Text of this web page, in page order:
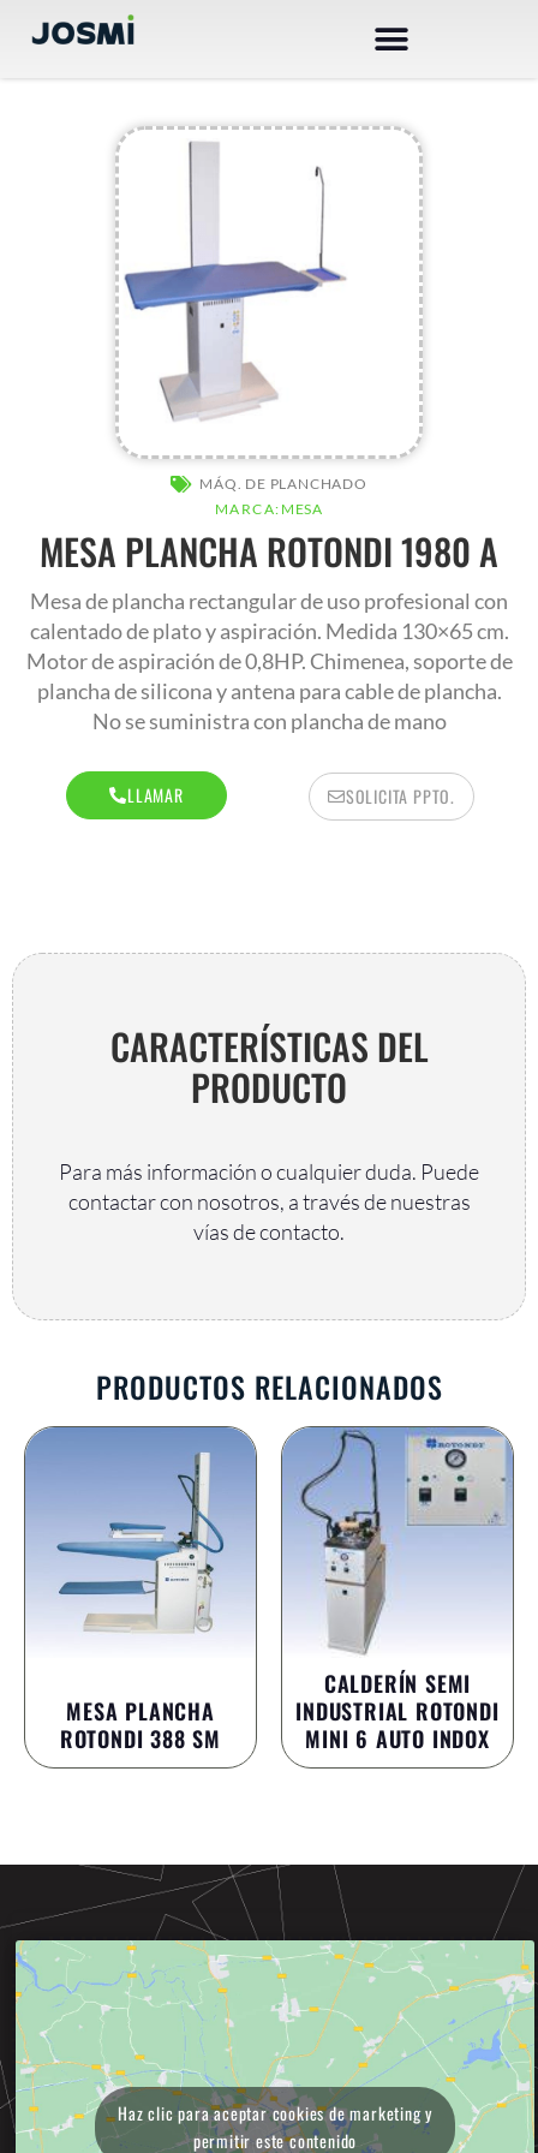
MÁQ. DE PLANCHADO
MARCA: MESA
MESA PLANCHA ROTONDI 1980 A
Mesa de plancha rectangular de uso profesional con
calentado de plato y aspiración. Medida 130×65 cm.
Motor de aspiración de 0,8HP. Chimenea, soporte de
plancha de silicona y antena para cable de plancha.
No se suministra con plancha de mano
LLAMAR SOLICITA PPTO.
CARACTERÍSTICAS DEL
PRODUCTO
Para más información o cualquier duda. Puede
contactar con nosotros, a través de nuestras
vías de contacto.
PRODUCTOS RELACIONADOS
MESA PLANCHA
ROTONDI 388 SM
CALDERÍN SEMI
INDUSTRIAL ROTONDI
MINI 6 AUTO INDOX
Haz clic para aceptar cookies de marketing y
permitir este contenido